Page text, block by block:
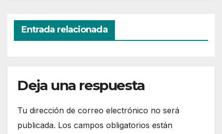
Entrada relacionada
Deja una respuesta
Tu dirección de correo electrónico no será
publicada. Los campos obligatorios están